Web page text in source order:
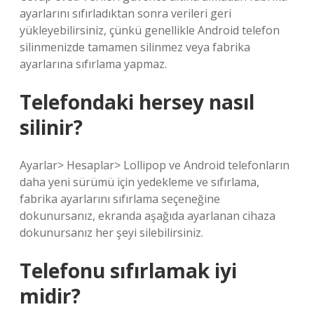
ayarlarını sıfırladıktan sonra verileri geri
yükleyebilirsiniz, çünkü genellikle Android telefon
silinmenizde tamamen silinmez veya fabrika
ayarlarına sıfırlama yapmaz.
Telefondaki hersey nasıl
silinir?
Ayarlar> Hesaplar> Lollipop ve Android telefonların
daha yeni sürümü için yedekleme ve sıfırlama,
fabrika ayarlarını sıfırlama seçeneğine
dokunursanız, ekranda aşağıda ayarlanan cihaza
dokunursanız her şeyi silebilirsiniz.
Telefonu sıfırlamak iyi
midir?